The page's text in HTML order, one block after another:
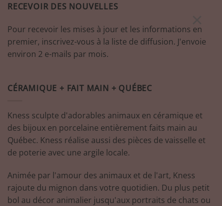
RECEVOIR DES NOUVELLES
Pour recevoir les mises à jour et les informations en
premier, inscrivez-vous à la liste de diffusion. J'envoie
environ 2 e-mails par mois.
CÉRAMIQUE + FAIT MAIN + QUÉBEC
Kness sculpte d'adorables animaux en céramique et
des bijoux en porcelaine entièrement faits main au
Québec. Kness réalise aussi des pièces de vaisselle et
de poterie avec une argile locale.
Animée par l'amour des animaux et de l'art, Kness
rajoute du mignon dans votre quotidien. Du plus petit
bol au décor animalier jusqu'aux portraits de chats ou